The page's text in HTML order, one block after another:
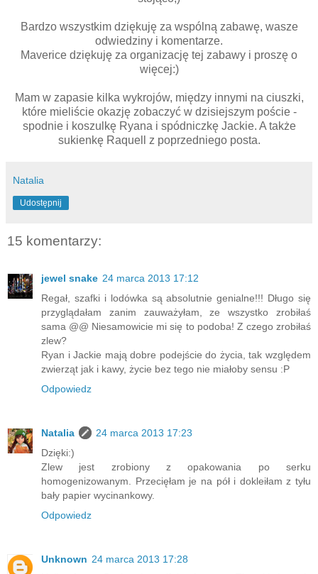
Bardzo wszystkim dziękuję za wspólną zabawę, wasze
odwiedziny i komentarze.
Maverice dziękuję za organizację tej zabawy i proszę o
więcej:)
Mam w zapasie kilka wykrojów, między innymi na ciuszki,
które mieliście okazję zobaczyć w dzisiejszym poście -
spodnie i koszulkę Ryana i spódniczkę Jackie. A także
sukienkę Raquell z poprzedniego posta.
Natalia
Udostępnij
15 komentarzy:
jewel snake 24 marca 2013 17:12
Regał, szafki i lodówka są absolutnie genialne!!! Długo się
przyglądałam zanim zauważyłam, ze wszystko zrobiłaś
sama @@ Niesamowicie mi się to podoba! Z czego zrobiłaś
zlew?
Ryan i Jackie mają dobre podejście do życia, tak względem
zwierząt jak i kawy, życie bez tego nie miałoby sensu :P
Odpowiedz
Natalia
24 marca 2013 17:23
Dzięki:)
Zlew jest zrobiony z opakowania po serku
homogenizowanym. Przecięłam je na pół i dokleiłam z tyłu
bały papier wycinankowy.
Odpowiedz
Unknown 24 marca 2013 17:28